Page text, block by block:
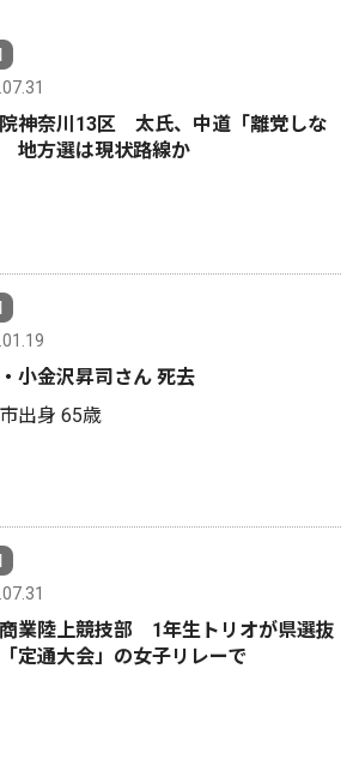
神奈川13区 太氏、中道「離党しな
地方選は現状路線か
小金沢昇司さん 死去
出身 65歳
業陸上競技部 1年生トリオが県選抜
定通大会」の女子リレーで